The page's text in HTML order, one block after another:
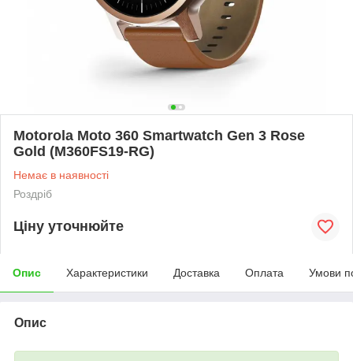
Motorola Moto 360 Smartwatch Gen 3 Rose
Gold (M360FS19-RG)
Немає в наявності
Роздріб
Ціну уточнюйте
Опис Характеристики Доставка Оплата Умови
Опис